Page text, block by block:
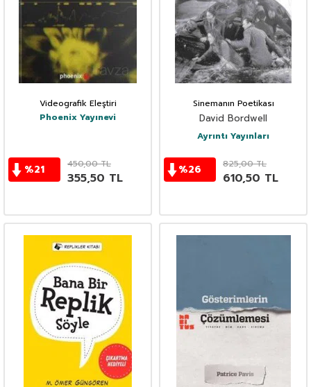
Videografik Eleştiri
Phoenix Yayınevi
%21 450,00TL
355,50 TL
Sinemanın Poetikası
David Bordwell
Ayrıntı Yayınları
%26 825,00TL
610,50 TL